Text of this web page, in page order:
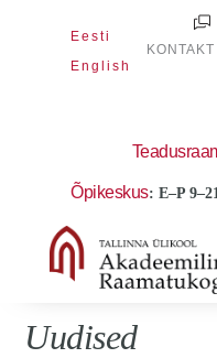
Eesti
English
KONTAKT
Õpikeskus: E–P
Uudised